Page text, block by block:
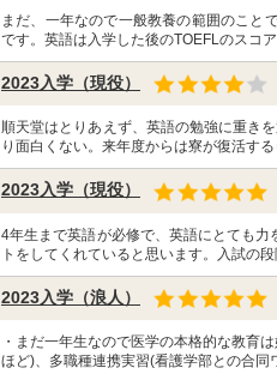
まだ、一年なので一般教養の範囲のこと
です。英語は入学した後のTOEFLのスコ
2023入学（現役）
順天堂はとりあえず、英語の勉強に重き
り面白くない。来年度からは寮が復活す
2023入学（現役）
4年生まで英語が必修で、英語にとても
トをしてくれていると思います。入試の
2023入学（浪人）
・まだ一年生なので医学の本格的な教育
ほど)、多職種連携実習(看護学部との合同